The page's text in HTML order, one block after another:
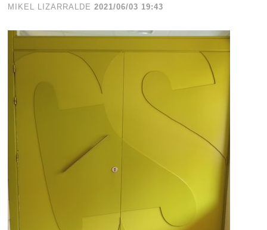
MIKEL LIZARRALDE 2021/06/03 19:43